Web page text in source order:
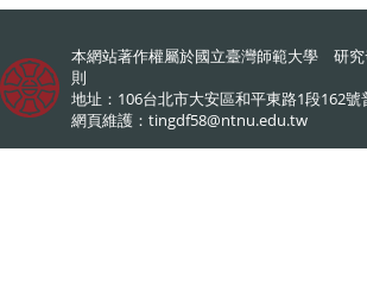
本網站著作權屬於國立臺灣師範大學 研
則
地址：106台北市大安區和平東路1段162號
網頁維護： tingdf58@ntnu.edu.tw